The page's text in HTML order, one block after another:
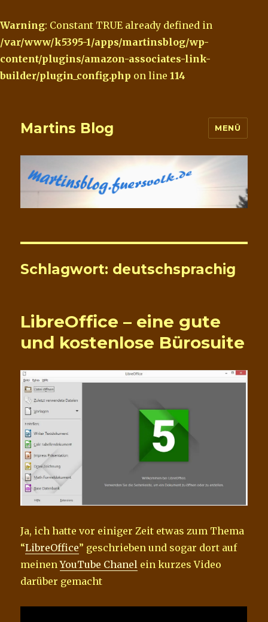
Warning: Constant TRUE already defined in
/var/www/k5395-1/apps/martinsblog/wp-
content/plugins/amazon-associates-link-
builder/plugin_config.php on line 114
Martins Blog MENÜ
Schlagwort: deutschsprachig
LibreOffice – eine gute
und kostenlose Bürosuite
Ja, ich hatte vor einiger Zeit etwas zum Thema
“LibreOffice” geschrieben und sogar dort auf
meinenYouTube Chanel ein kurzes Video
darüber gemacht